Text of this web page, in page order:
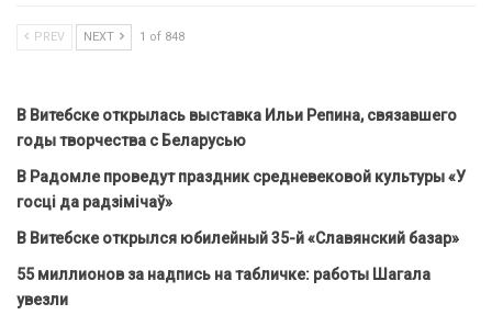
PREV NEXT 1 of 848
В Витебске открылась выставка Ильи Репина, связавшего
годы творчества с Беларусью
В Радомле проведут праздник средневековой культуры «У
госці да радзімічаў»
В Витебске открылся юбилейный 35-й «Славянский базар»
55 миллионов за надпись на табличке: работы Шагала
увезли